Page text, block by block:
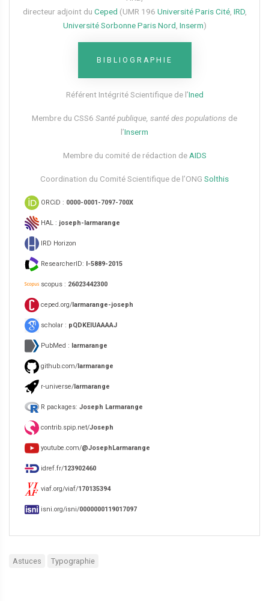
directeur adjoint du Ceped (UMR 196 Université Paris Cité, IRD,
Université Sorbonne Paris Nord Inserm)
BIBLIOGRAPHIE
Référent Intégrité Scientifique de l’Ined
Membre du CSS6​ Santé publique, santé des populations de
l’Inserm
Membre du comité de rédaction de AIDS
Coordination du Comité Scientifique de l’ONG Solthis
ORCiD : 0000-0001-7097-700X
HAL : joseph-larmarange
IRD Horizon
ResearcherID: I-5889-2015
scopus : 26023442300
ceped.org/larmarange-joseph
scholar : pQDKEIUAAAAJ
PubMed : larmarange
github.com/larmarange
r-universe/larmarange
R packages: Joseph Larmarange
contrib.spip.net/Joseph
youtube.com/@JosephLarmarange
idref.fr/123902460
viaf.org/viaf/170135394
isni.org/isni/0000000119017097
Astuces Typographie